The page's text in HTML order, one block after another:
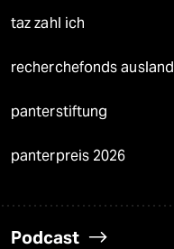
taz zahl ich
recherchefonds ausland
panterstiftung
panterpreis 2026
Podcast